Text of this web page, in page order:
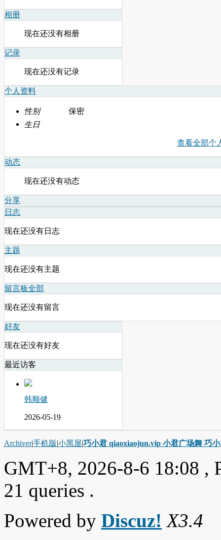
相册
现在还没有相册
记录
现在还没有记录
个人资料
性别
保密
生日
查看全部个
动态
现在还没有动态
分享
日志
现在还没有日志
主题
现在还没有主题
留言板全部
现在还没有留言
好友
现在还没有好友
最近访客
韩顺健
2026-05-19
Archiver|手机版|小黑屋|巧小君 qiaoxiaojun.vip 小君广场舞 巧
GMT+8, 2026-8-6 18:08 ,
21 queries .
Powered by Discuz! X3.4